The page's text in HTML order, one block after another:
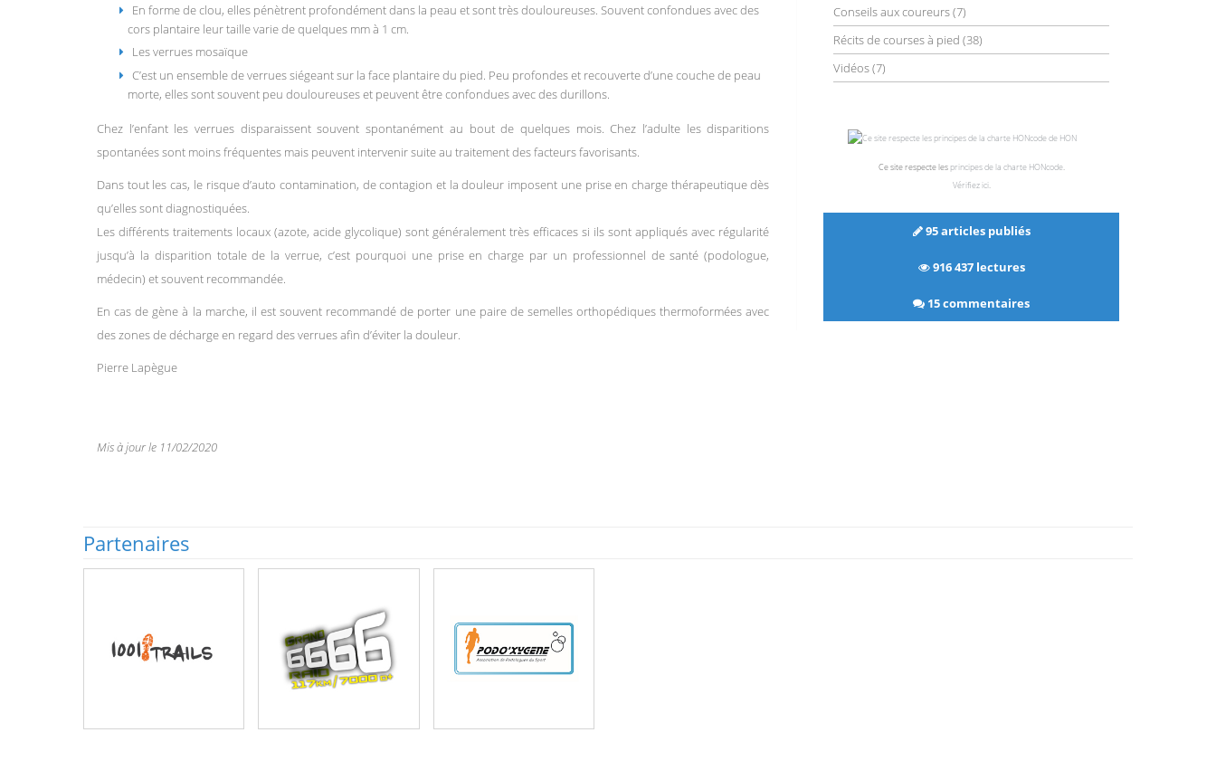
En forme de clou, elles pénètrent profondément dans la peau et sont très douloureuses. Souvent confondues avec des
cors plantaire leur taille varie de quelques mm à 1 cm.
Les verrues mosaïque
C’est un ensemble de verrues siégeant sur la face plantaire du pied. Peu profondes et recouverte d’une couche de peau
morte, elles sont souvent peu douloureuses et peuvent être confondues avec des durillons.
Chez l’enfant les verrues disparaissent souvent spontanément au bout de quelques mois. Chez l’adulte les disparitions
spontanées sont moins fréquentes mais peuvent intervenir suite au traitement des facteurs favorisants.
Dans tout les cas, le risque d’auto contamination, de contagion et la douleur imposent une prise en charge thérapeutique dès
qu’elles sont diagnostiquées.
Les différents traitements locaux (azote, acide glycolique) sont généralement très efficaces si ils sont appliqués avec régularité
jusqu’à la disparition totale de la verrue, c’est pourquoi une prise en charge par un professionnel de santé (podologue,
médecin) et souvent recommandée.
En cas de gène à la marche, il est souvent recommandé de porter une paire de semelles orthopédiques thermoformées avec
des zones de décharge en regard des verrues afin d’éviter la douleur.
Pierre Lapègue
Mis à jour le 11/02/2020
Conseils aux coureurs(7)
Récits de courses à pied (38)
Vidéos(7)
Ce site respecte les principes de la charte HONcode.
Vérifiez ici.
95 articles publiés
916 437 lectures
15 commentaires
Partenaires